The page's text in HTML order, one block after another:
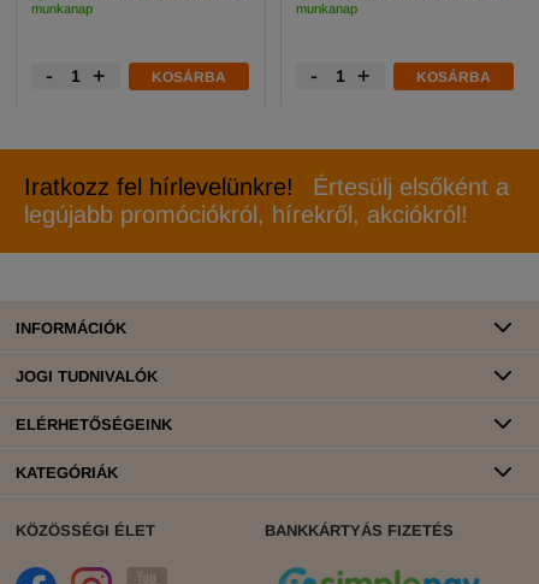
munkanap
- + KOSÁRBA
munkanap
- + KOSÁRBA
Iratkozz fel hírlevelünkre!
Értesülj elsőként a
legújabb promóciókról, hírekről, akciókról!
INFORMÁCIÓK
JOGI TUDNIVALÓK
ELÉRHETŐSÉGEINK
KATEGÓRIÁK
KÖZÖSSÉGI ÉLET BANKKÁRTYÁS FIZETÉS